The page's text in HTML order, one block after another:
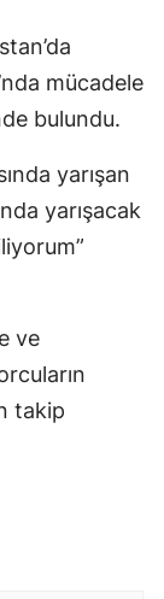
mücadele
bulundu.
yarışan
yarışacak
ve
takip